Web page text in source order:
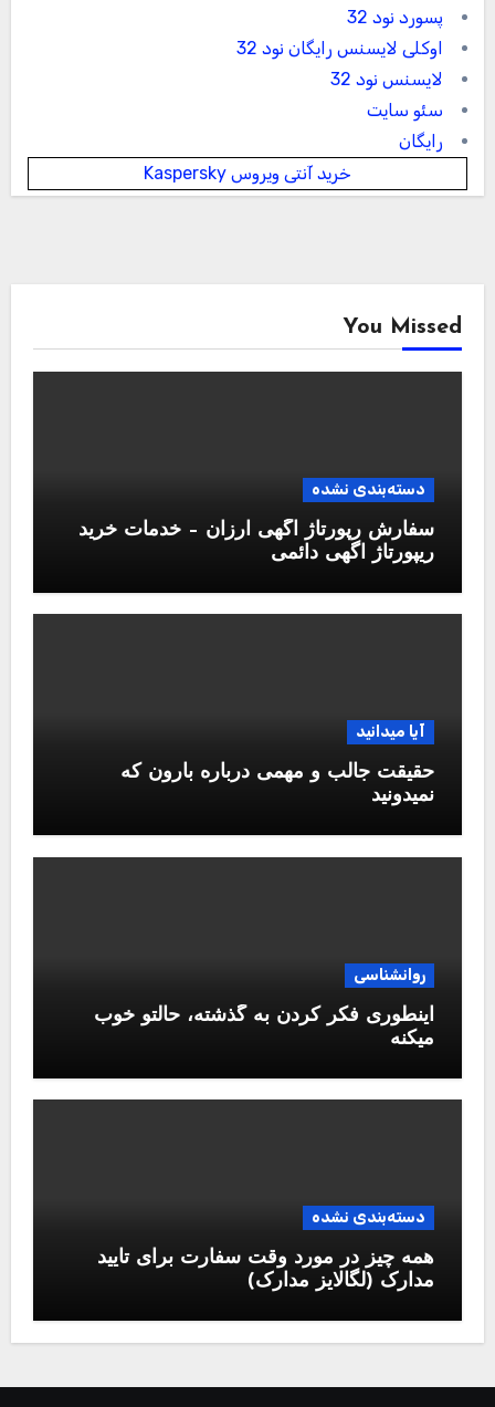
پسورد نود 32
اوکلی لایسنس رایگان نود 32
لایسنس نود 32
سئو سایت
رایگان
خرید آنتی ویروس Kaspersky
You Missed
دسته‌بندی نشده
سفارش رپورتاژ آگهی ارزان – خدمات خرید
ریپورتاژ اگهی دائمی
آیا میدانید
حقیقت جالب و مهمی درباره بارون که
نمیدونید
روانشناسی
اینطوری فکر کردن به گذشته، حالتو خوب
میکنه
دسته‌بندی نشده
همه چیز در مورد وقت سفارت برای تایید
مدارک (لگالایز مدارک)